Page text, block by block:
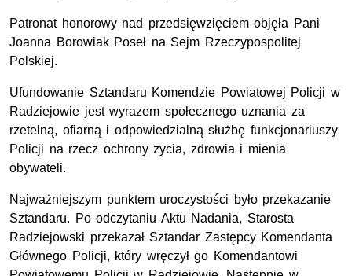
Patronat honorowy nad przedsięwzięciem objęła Pani
Joanna Borowiak Poseł na Sejm Rzeczypospolitej
Polskiej.
Ufundowanie Sztandaru Komendzie Powiatowej Policji w
Radziejowie jest wyrazem społecznego uznania za
rzetelną, ofiarną i odpowiedzialną służbę funkcjonariuszy
Policji na rzecz ochrony życia, zdrowia i mienia
obywateli.
Najważniejszym punktem uroczystości było przekazanie
Sztandaru. Po odczytaniu Aktu Nadania, Starosta
Radziejowski przekazał Sztandar Zastępcy Komendanta
Głównego Policji, który wręczył go Komendantowi